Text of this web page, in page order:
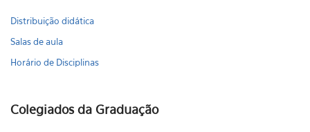
Distribuição didática
Salas de aula
Horário de Disciplinas
Colegiados da Graduação